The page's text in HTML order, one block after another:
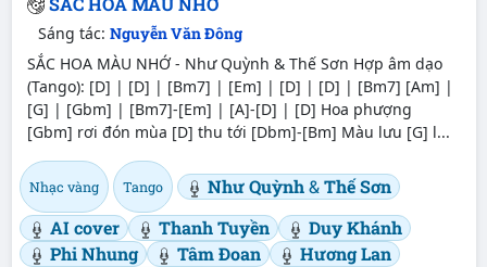
Sáng tác: Nguyễn Văn Đông
SẮC HOA MÀU NHỚ - Như Quỳnh & Thế Sơn Hợp âm dạo
(Tango): [D] | [D] | [Bm7] | [Em] | [D] | [D] | [Bm7] [Am] |
[G] | [Gbm] | [Bm7]-[Em] | [A]-[D] | [D] Hoa phượng
[Gbm] rơi đón mùa [D] thu tới [Dbm]-[Bm] Màu lưu [G] l...
Nhạc vàng Tango Như Quỳnh&Thế Sơn
AI cover
Thanh Tuyền
Duy Khánh
Phi Nhung
Tâm Đoan
Hương Lan